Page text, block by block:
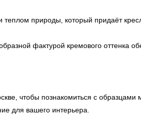
природы, который придаёт
фактурой кремового оттенка
чтобы познакомиться с образцами
для вашего интерьера.